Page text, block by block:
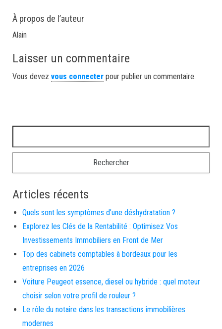
À propos de l’auteur
Alain
Laisser un commentaire
Vous devez vous connecter pour publier un commentaire.
Articles récents
Quels sont les symptômes d’une déshydratation ?
Explorez les Clés de la Rentabilité : Optimisez Vos
Investissements Immobiliers en Front de Mer
Top des cabinets comptables à bordeaux pour les
entreprises en 2026
Voiture Peugeot essence, diesel ou hybride : quel moteur
choisir selon votre profil de rouleur ?
Le rôle du notaire dans les transactions immobilières
modernes